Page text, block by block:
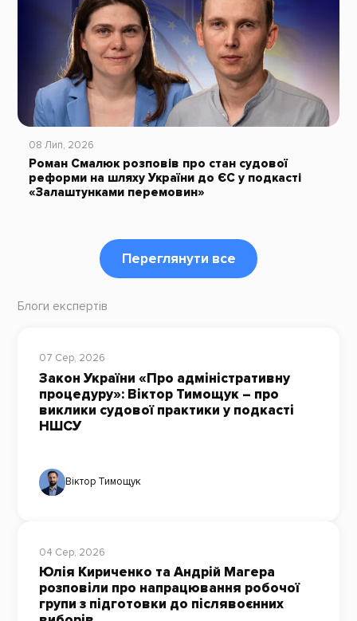
08 Лип, 2026
Роман Смалюк розповів про стан судової
реформи на шляху України до ЄС у подкасті
«Залаштунками перемовин»
Переглянути все
Блоги експертів
07 Сер, 2026
Закон України «Про адміністративну
процедуру»: Віктор Тимощук – про
виклики судової практики у подкасті
НШСУ
Віктор Тимощук
04 Сер, 2026
Юлія Кириченко та Андрій Магера
розповіли про напрацювання робочої
групи з підготовки до післявоєнних